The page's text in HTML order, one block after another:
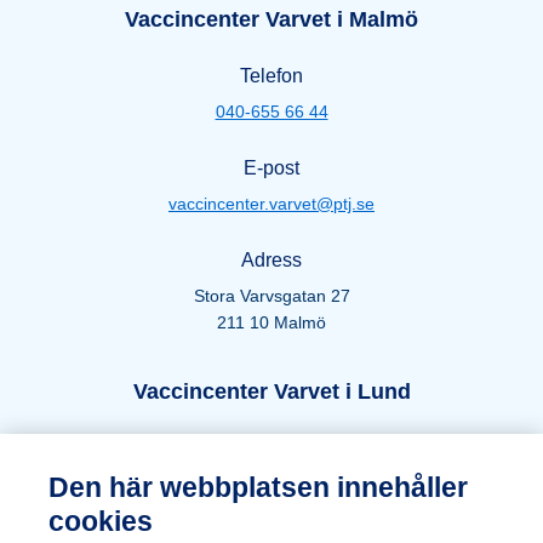
Den här webbplatsen innehåller
cookies
Öppettider Varvet i Malmö
Vaccincenter Varvet i Malmö
Telefon
040-655 66 44
E-post
vaccincenter.varvet@ptj.se
Adress
Stora Varvsgatan 27
211 10 Malmö
Öppettider Lund
Vaccincenter Varvet i Lund
046-271 66 44